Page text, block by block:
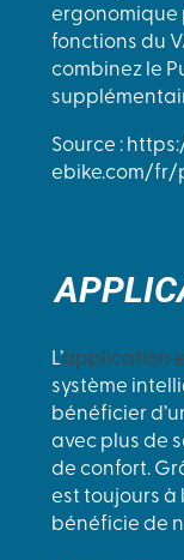
ergonomique
fonctions du
combinez le
Source :
ebike.com/
L’application
système
bénéficier
avec plus de
de confort.
est toujours à
bénéficie de